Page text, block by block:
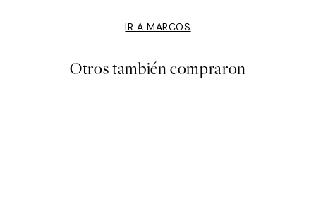
IR A MARCOS
Otros también compraron